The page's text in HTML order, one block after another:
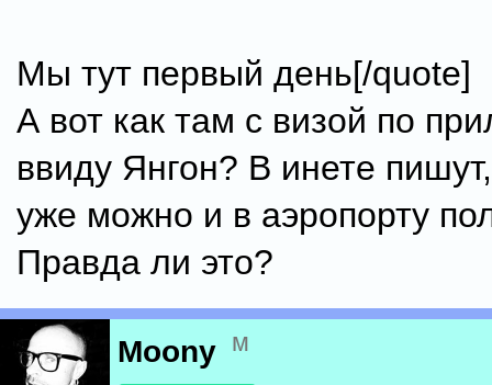
Мы тут первый день[/quote]
А вот как там с визой по
ввиду Янгон? В инете
уже можно и в аэропорту
Правда ли это?
Moony м